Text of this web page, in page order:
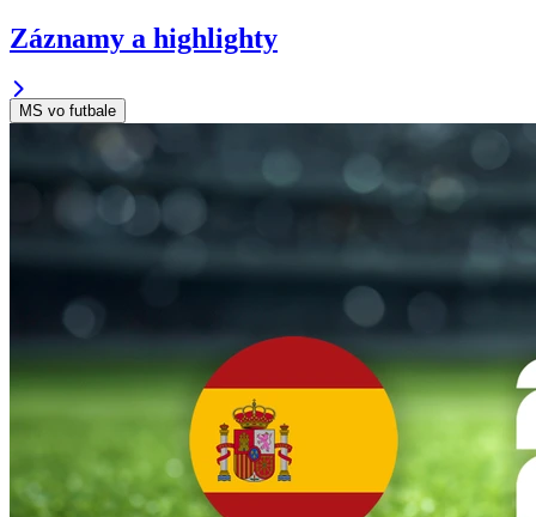
Záznamy a highlighty
MS vo futbale